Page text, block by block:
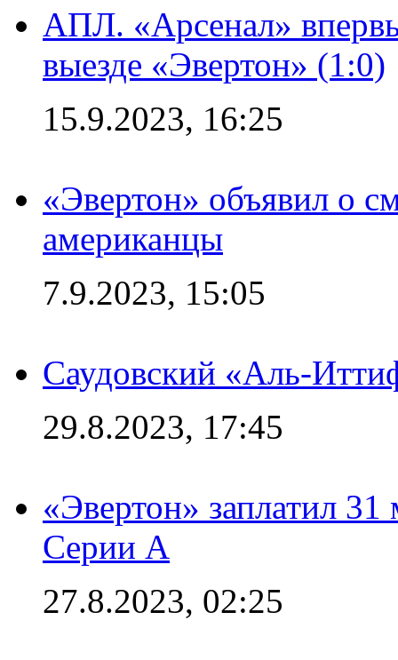
АПЛ. «Арсенал»
выезде «Эвертон» (1:0)
15.9.2023, 16:25
«Эвертон» объявил о
американцы
7.9.2023, 15:05
Саудовский «Аль-
29.8.2023, 17:45
«Эвертон» заплатил
Серии А
27.8.2023, 02:25